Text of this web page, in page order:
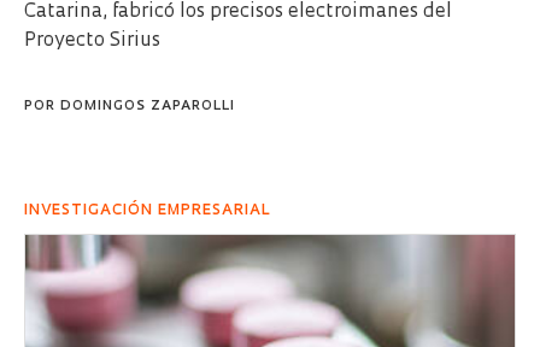
Catarina, fabricó los precisos electroimanes del
Proyecto Sirius
POR DOMINGOS ZAPAROLLI
INVESTIGACIÓN EMPRESARIAL